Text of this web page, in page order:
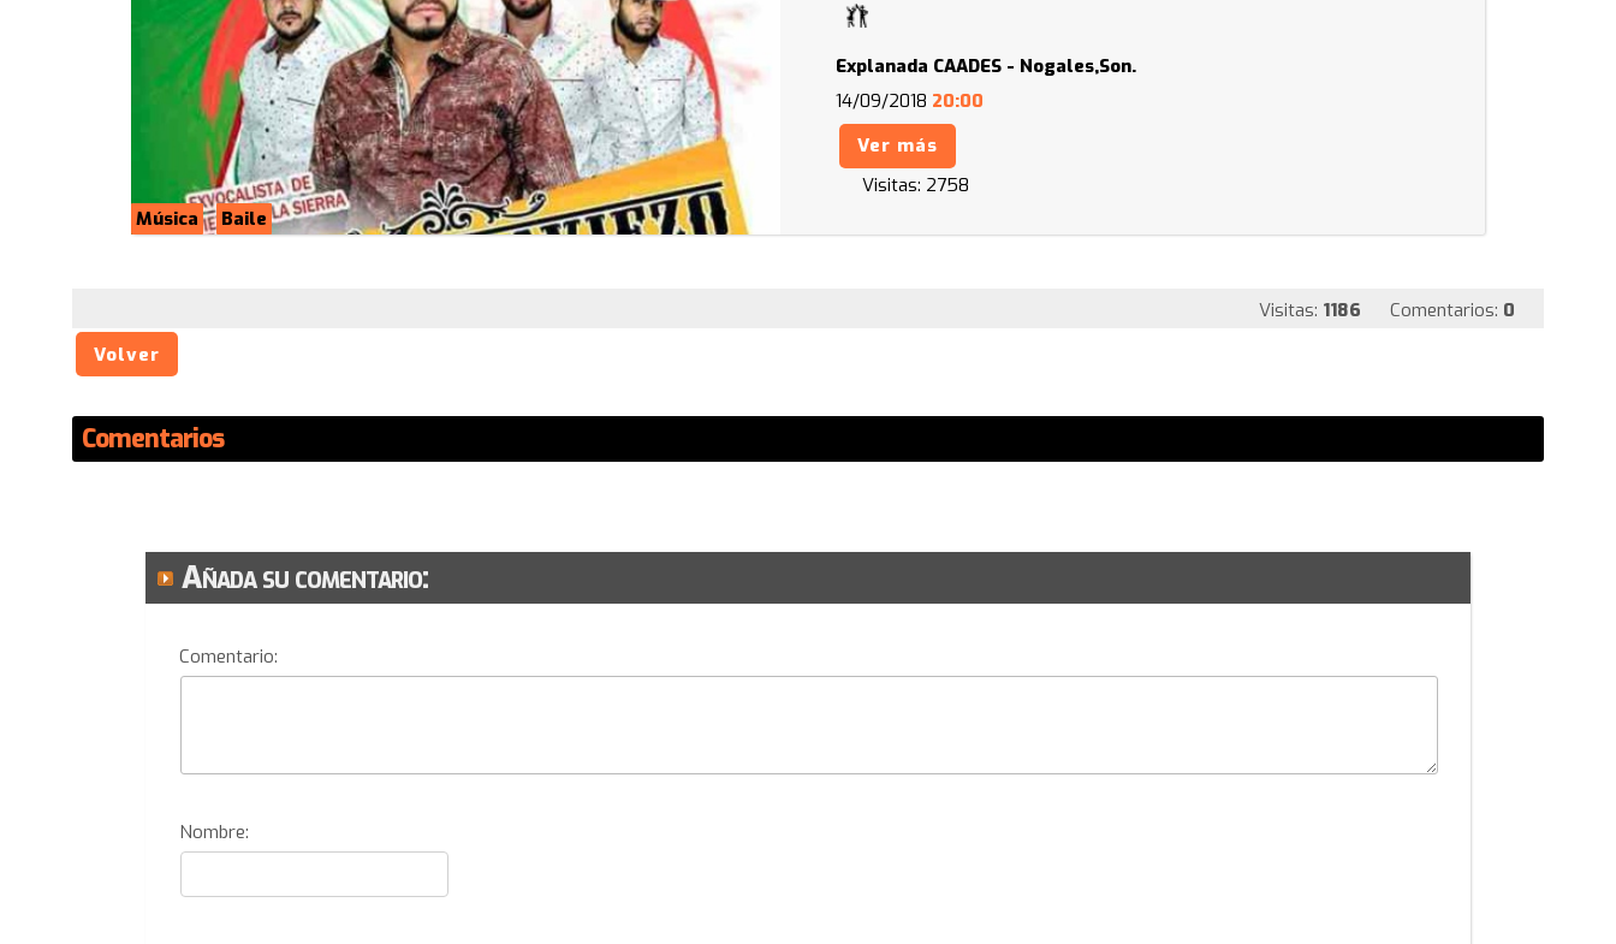
Música Baile
Explanada CAADES - Nogales,Son.
14/09/2018 20:00
Ver más
Visitas: 2758
Visitas: 1186 Comentarios: 0
Volver
Comentarios
Añada su comentario:
Comentario:
Nombre: